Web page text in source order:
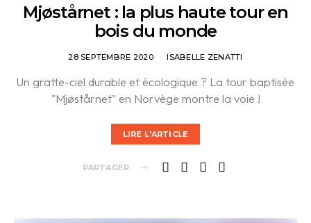
Mjøstårnet : la plus haute tour en
bois du monde
28 SEPTEMBRE 2020 ISABELLE ZENATTI
Un gratte-ciel durable et écologique ? La tour baptisée
"Mjøstårnet" en Norvège montre la voie !
LIRE L'ARTICLE
PARTAGER